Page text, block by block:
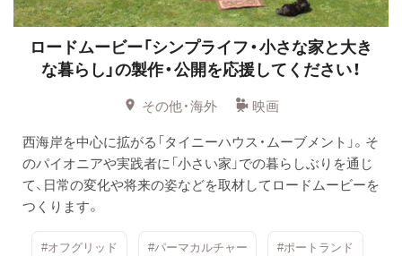
ロードムービー「シンプライフ・小さな家と大き
な暮らし」の製作・公開を応援してください！
その他・海外
映画
西海岸を中心に拡がる「タイニーハウス・ムーブメント」。そ
のパイオニアや実践者に「小さい家」での暮らしぶりを通じ
て、日常の変化や将来の姿などを取材してロードムービーを
つくります。
#オフグリッド #パーマカルチャー #ポートランド